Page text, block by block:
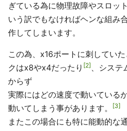
ぎている為に物理故障やスロッ
いう訳でもなければヘンな組み
作してしまいます。
この為、x16ポートに刺してい
クはx8やx4だったり 2 、システ
からず
実際にはどの速度で動いている
動いてしまう事があります。
3
またこの場合にも特に能動的な